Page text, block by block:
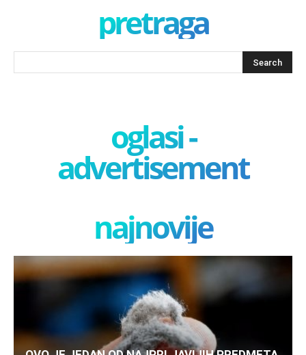
pretraga
oglasi -
advertisement
najnovije